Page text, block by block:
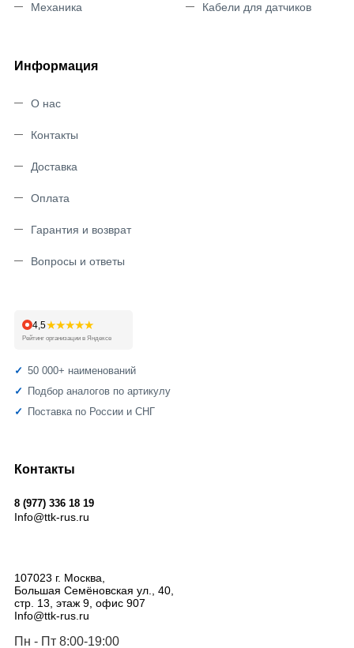
Механика Кабели для датчиков
Информация
О нас
Контакты
Доставка
Оплата
Гарантия и возврат
Вопросы и ответы
4,5★★★★★
Рейтинг организации в Яндексе
50 000+ наименований
Подбор аналогов по артикулу
Поставка по России и СНГ
Контакты
8 (977) 336 18 19
Info@ttk-rus.ru
107023 г. Москва
Большая Семёновская ул., 40,
стр. 13, этаж 9, офис 907
Info@ttk-rus.ru
Пн - Пт 8:00-19:00